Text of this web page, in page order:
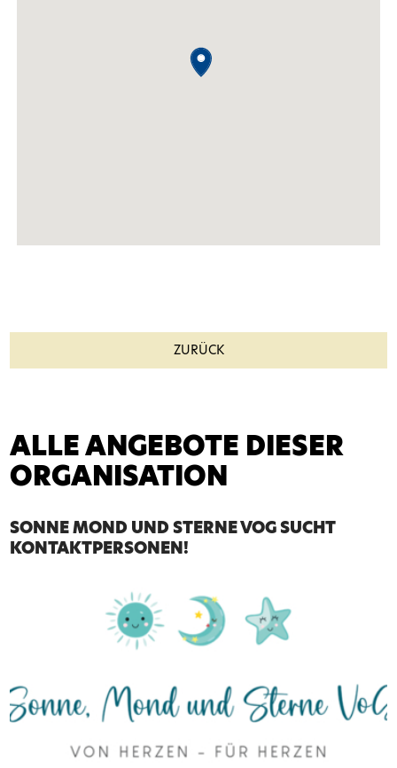
ZURÜCK
ALLE ANGEBOTE DIESER
ORGANISATION
SONNE MOND UND STERNE VOG SUCHT
KONTAKTPERSONEN!